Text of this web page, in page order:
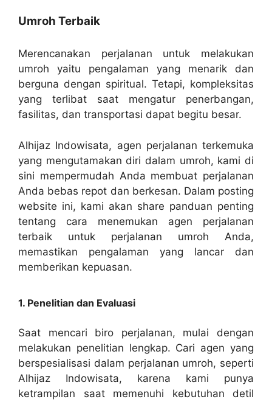
Umroh Terbaik
Merencanakan perjalanan untuk melakukan
umroh yaitu pengalaman yang menarik dan
berguna dengan spiritual. Tetapi, kompleksitas
yang terlibat saat mengatur penerbangan,
fasilitas, dan transportasi dapat begitu besar.
Alhijaz Indowisata, agen perjalanan terkemuka
yang mengutamakan diri dalam umroh, kami di
sini mempermudah Anda membuat perjalanan
Anda bebas repot dan berkesan. Dalam posting
website ini, kami akan share panduan penting
tentang cara menemukan agen perjalanan
terbaik untuk perjalanan umroh Anda,
memastikan pengalaman yang lancar dan
memberikan kepuasan.
1. Penelitian dan Evaluasi
Saat mencari biro perjalanan, mulai dengan
melakukan penelitian lengkap. Cari agen yang
berspesialisasi dalam perjalanan umroh, seperti
Alhijaz Indowisata, karena kami punya
ketrampilan saat memenuhi kebutuhan detil